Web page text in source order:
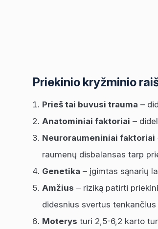
Priekinio kryžminio
Prieš tai buvusi trauma –
Anatominiai faktoriai –
Neuroraumeniniai faktoriai
raumenų disbalansas tarp
Genetika – įgimtas sąnarių
Amžius – riziką patirti
didesnius svertus
Moterys turi 2,5-6,2 karto